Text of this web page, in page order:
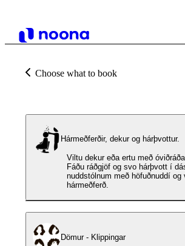
Choose what to book
Hármeðferðir, dekur og hárþvottur.
Viltu dekur eða ertu með
Fáðu ráðgjöf og svo hárþvott í
nuddstólnum með höfuðnuddí og
hármeðferð.
Dömur - Klippingar